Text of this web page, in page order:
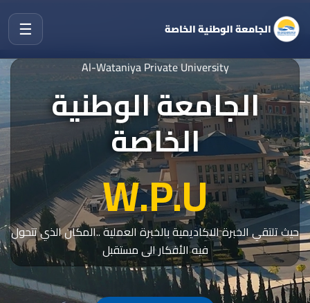
الجامعة الوطنية الخاصة ☰
Al-Wataniya Private University
الجامعة الوطنية
الخاصة
W.P.U
حيث تلتقي الخبرة الاكاديمية بالخبرة العملية ..المكان الذي تتحول
فيه الأفكار الى مستقبل